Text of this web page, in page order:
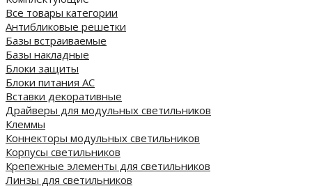
Все товары категории
Антибликовые решетки
Базы встраиваемые
Базы накладные
Блоки защиты
Блоки питания AC
Вставки декоративные
Драйверы для модульных светильников
Клеммы
Коннекторы модульных светильников
Корпусы светильников
Крепежные элементы для светильников
Линзы для светильников